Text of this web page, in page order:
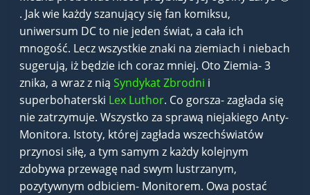
. Jak wie każdy szanujący się fan komiksu,
uniwersum DC to nie jeden świat, a cała ich
mnogość. Lecz wszystkie znaki na ziemiach i niebach
sugerują, iż będzie ich coraz mniej. Oto Ziemia- 3
znika, a wraz z niąSyndykat Zbrodni i
superbohaterski Lex Luthor. Co gorsza- zagłada się
nie zatrzymuje. Wszystko za sprawą niejakiego Anty-
Monitora. Istoty, której zagłada wszechświatów
przynosi siłę, a tym samym z każdy kolejnym
zdobywa przewagę nad swym lustrzanym,
pozytywnym odbiciem- Monitorem. Owa postać